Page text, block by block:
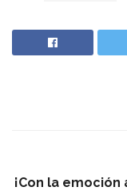
¡Con la